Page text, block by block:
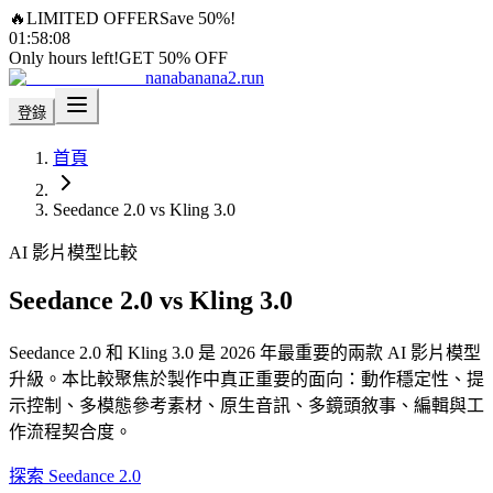
🔥LIMITED OFFERSave 50%!
01 :58:07
Only hours left!GET 50% OFF
nanabanana2.run
登錄
首頁
Seedance 2.0 vs Kling 3.0
AI 影片模型比較
Seedance 2.0 vs Kling 3.0
Seedance 2.0 和 Kling 3.0 是 2026 年最重要的兩款 AI 影片模型
升級。本比較聚焦於製作中真正重要的面向：動作穩定性、提
示控制、多模態參考素材、原生音訊、多鏡頭敘事、編輯與工
作流程契合度。
探索 Seedance 2.0